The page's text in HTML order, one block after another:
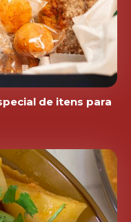
de itens para